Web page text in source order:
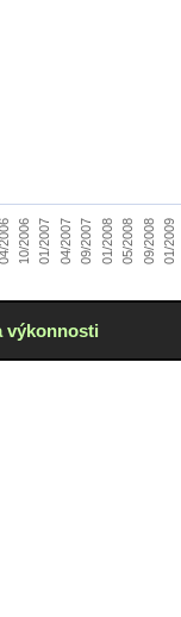
04/2006 10/2006 01/2007 04/2007 09/2007 01/2008 05/2008 09/2008 01/2009
výkonnosti